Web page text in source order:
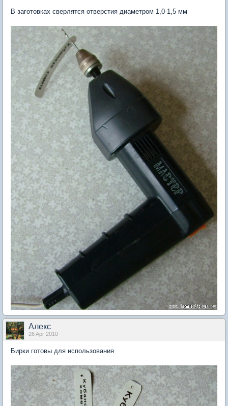
В заготовках сверлятся отверстия диаметром 1,0-1,5 мм
Aлекc
26 Apr 2010
Бирки готовы для использования